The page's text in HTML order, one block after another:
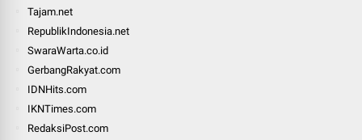
Tajam.net
RepublikIndonesia.net
SwaraWarta.co.id
GerbangRakyat.com
IDNHits.com
IKNTimes.com
RedaksiPost.com